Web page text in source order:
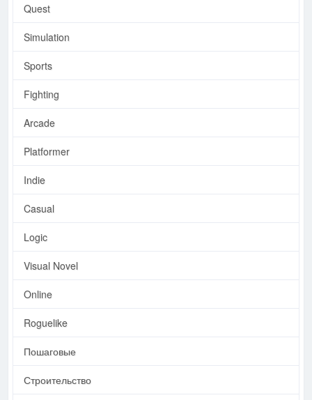
Quest
Simulation
Sports
Fighting
Arcade
Platformer
Indie
Casual
Logic
Visual Novel
Online
Roguelike
Пошаговые
Строительство